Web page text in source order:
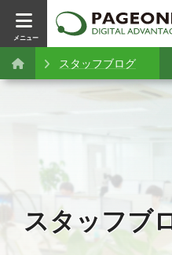
メニュー
スタッフブログ
スタッフブ